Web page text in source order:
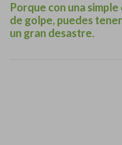
Porque con una
de golpe, puedes
un gran desastre.